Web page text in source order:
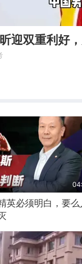
迎双重利好
英必须明白，要么